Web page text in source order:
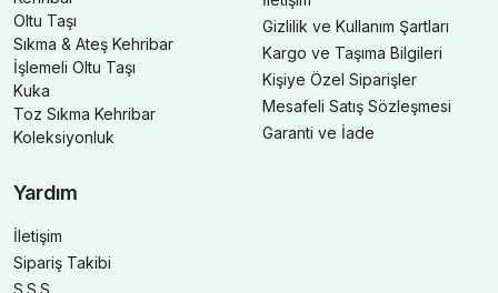
Oltu Taşı
Sıkma & Ateş Kehribar
İşlemeli Oltu Taşı
Kuka
Toz Sıkma Kehribar
Koleksiyonluk
Gizlilik ve Kullanım Şartları
Kargo ve Taşıma Bilgileri
Kişiye Özel Siparişler
Mesafeli Satış Sözleşmesi
Garanti ve İade
Yardım
İletişim
Sipariş Takibi
S.S.S.